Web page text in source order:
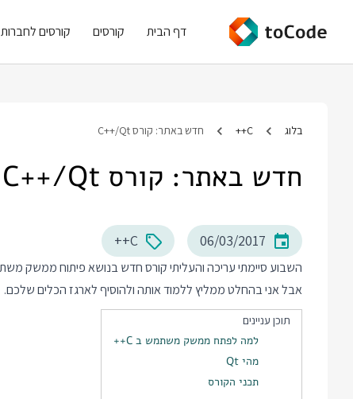
דף הבית קורסים קורסים לחברות
בלוג C++ חדש באתר: קורס C++/Qt
חדש באתר: קורס C++/Qt
06/03/2017
C++
אבל אני בהחלט ממליץ ללמוד אותה ולהוסיף לארגז הכלים שלכם.
תוכן עניינים
למה לפתח ממשק משתמש ב C++
מהי Qt
תכני הקורס